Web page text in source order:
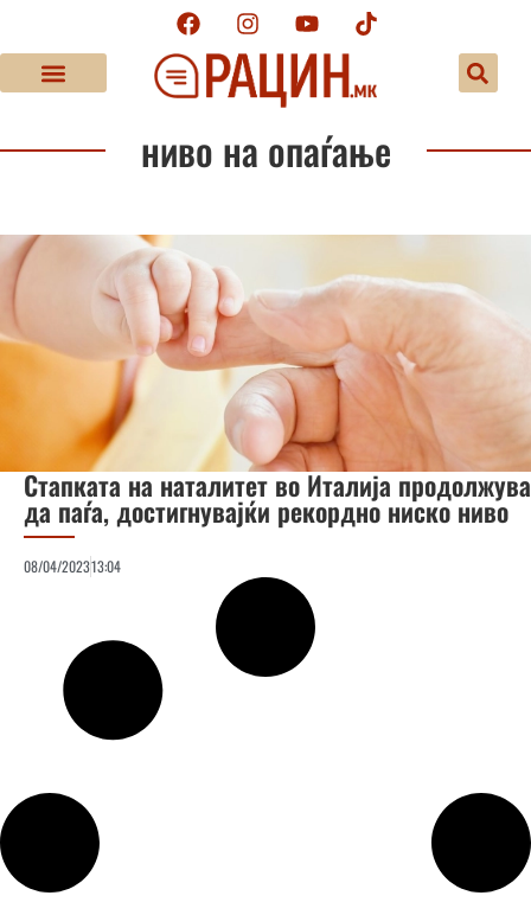
ниво на опаѓање
Стапката на наталитет во Италија продолжува
да паѓа, достигнувајќи рекордно ниско ниво
08/04/202313:04